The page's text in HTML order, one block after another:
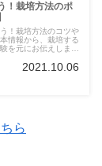
！栽培方法のポ
！栽培方法のコツや
情報から、栽培する
を元にお伝えしま
2021.10.06
ら